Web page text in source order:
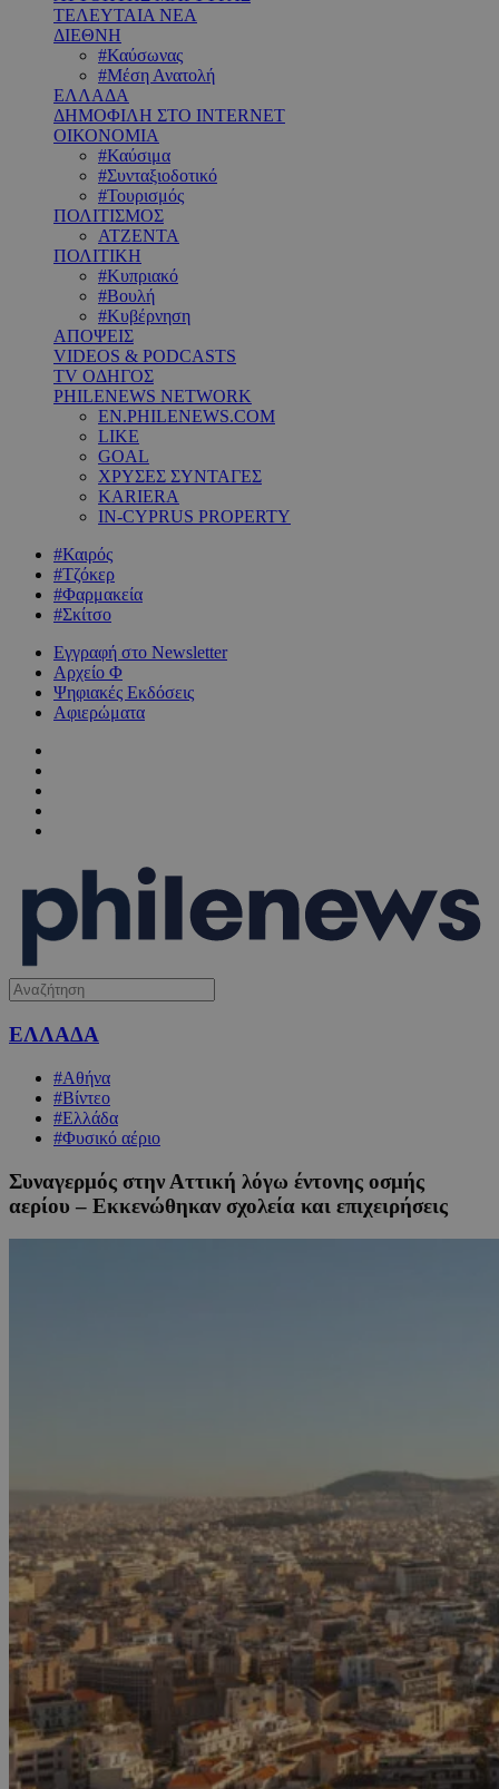
ΤΕΛΕΥΤΑΙΑ ΝΕΑ
ΔΙΕΘΝΗ
#Καύσωνας
#Μέση Ανατολή
ΕΛΛΑΔΑ
ΔΗΜΟΦΙΛΗ ΣΤΟ INTERNET
ΟΙΚΟΝΟΜΙΑ
#Καύσιμα
#Συνταξιοδοτικό
#Τουρισμός
ΠΟΛΙΤΙΣΜΟΣ
ΑΤΖΕΝΤΑ
ΠΟΛΙΤΙΚΗ
#Κυπριακό
#Βουλή
#Κυβέρνηση
ΑΠΟΨΕΙΣ
VIDEOS & PODCASTS
TV ΟΔΗΓΟΣ
PHILENEWS NETWORK
EN.PHILENEWS.COM
LIKE
GOAL
ΧΡΥΣΕΣ ΣΥΝΤΑΓΕΣ
KARIERA
IN-CYPRUS PROPERTY
#Καιρός
#Τζόκερ
#Φαρμακεία
#Σκίτσο
Εγγραφή στο Newsletter
Αρχείο Φ
Ψηφιακές Εκδόσεις
Αφιερώματα
ΕΛΛΑΔΑ
#Αθήνα
#Βίντεο
#Ελλάδα
#Φυσικό αέριο
Συναγερμός στην Αττική λόγω έντονης οσμής
αερίου – Εκκενώθηκαν σχολεία και επιχειρήσεις